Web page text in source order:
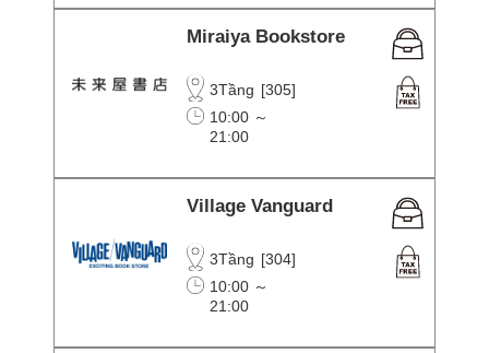
Miraiya Bookstore
3Tầng [305]
10:00 ～
21:00
Village Vanguard
3Tầng [304]
10:00 ～
21:00